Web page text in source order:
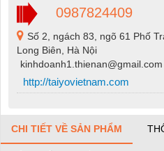
0987824409
Số 2, ngách 83, ngõ 61 Phố
Long Biên, Hà Nội
kinhdoanh1.thienan@gmail.com
http://taiyovietnam.com
CHI TIẾT VỀ SẢN PHẨM